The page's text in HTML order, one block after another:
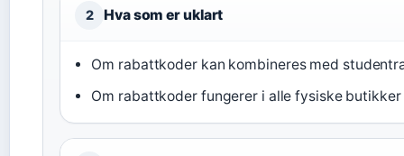
2 Hva som er uklart
Om rabattkoder kan kombineres med
Om rabattkoder fungerer i alle fysiske butikker